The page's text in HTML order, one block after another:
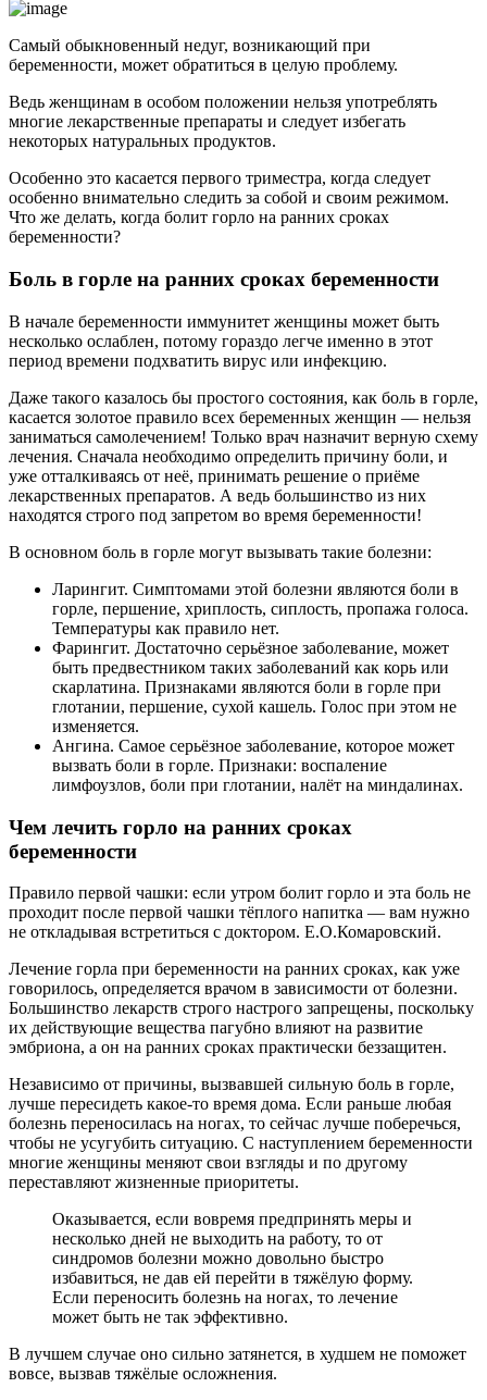
Самый обыкновенный недуг, возникающий при
беременности, может обратиться в целую проблему.
Ведь женщинам в особом положении нельзя употреблять
многие лекарственные препараты и следует избегать
некоторых натуральных продуктов.
Особенно это касается первого триместра, когда следует
особенно внимательно следить за собой и своим режимом.
Что же делать, когда болит горло на ранних сроках
беременности?
Боль в горле на ранних сроках беременности
В начале беременности иммунитет женщины может быть
несколько ослаблен, потому гораздо легче именно в этот
период времени подхватить вирус или инфекцию.
Даже такого казалось бы простого состояния, как боль в горле,
касается золотое правило всех беременных женщин — нельзя
заниматься самолечением! Только врач назначит верную схему
лечения. Сначала необходимо определить причину боли, и
уже отталкиваясь от неё, принимать решение о приёме
лекарственных препаратов. А ведь большинство из них
находятся строго под запретом во время беременности!
В основном боль в горле могут вызывать такие болезни:
Ларингит. Симптомами этой болезни являются боли в
горле, першение, хриплость, сиплость, пропажа голоса.
Температуры как правило нет.
Фарингит. Достаточно серьёзное заболевание, может
быть предвестником таких заболеваний как корь или
скарлатина. Признаками являются боли в горле при
глотании, першение, сухой кашель. Голос при этом не
изменяется.
Ангина. Самое серьёзное заболевание, которое может
вызвать боли в горле. Признаки: воспаление
лимфоузлов, боли при глотании, налёт на миндалинах.
Чем лечить горло на ранних сроках
беременности
Правило первой чашки: если утром болит горло и эта боль не
проходит после первой чашки тёплого напитка — вам нужно
не откладывая встретиться с доктором. Е.О.Комаровский.
Лечение горла при беременности на ранних сроках, как уже
говорилось, определяется врачом в зависимости от болезни.
Большинство лекарств строго настрого запрещены, поскольку
их действующие вещества пагубно влияют на развитие
эмбриона, а он на ранних сроках практически беззащитен.
Независимо от причины, вызвавшей сильную боль в горле,
лучше пересидеть какое-то время дома. Если раньше любая
болезнь переносилась на ногах, то сейчас лучше поберечься,
чтобы не усугубить ситуацию. С наступлением беременности
многие женщины меняют свои взгляды и по другому
переставляют жизненные приоритеты.
Оказывается, если вовремя предпринять меры и
несколько дней не выходить на работу, то от
синдромов болезни можно довольно быстро
избавиться, не дав ей перейти в тяжёлую форму.
Если переносить болезнь на ногах, то лечение
может быть не так эффективно.
В лучшем случае оно сильно затянется, в худшем не поможет
вовсе, вызвав тяжёлые осложнения.